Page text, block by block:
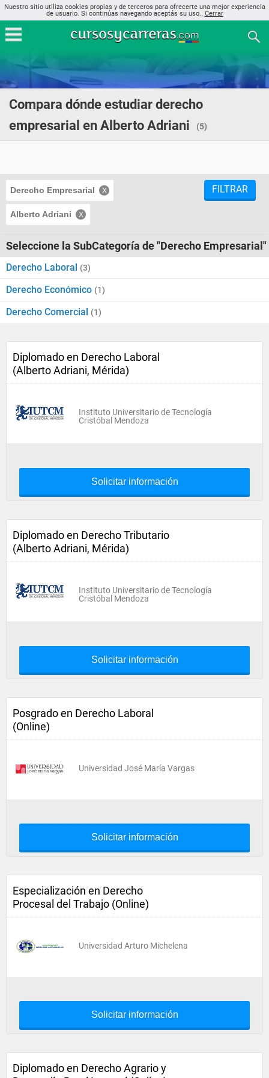
Nuestro sitio utiliza cookies propias y de terceros para ofrecerte una mejor experiencia
de usuario. Si continúas navegando aceptás su uso.. Cerrar
Compara dónde estudiar derecho
empresarial en Alberto Adriani
(5)
Derecho Empresarial
Alberto Adriani
FILTRAR
Seleccione la SubCategoría de "Derecho Empresarial"
Derecho Laboral (3)
Derecho Económico (1)
Derecho Comercial (1)
Diplomado en Derecho Laboral
(Alberto Adriani, Mérida)
Instituto Universitario de Tecnología
Cristóbal Mendoza
Solicitar información
Diplomado en Derecho Tributario
(Alberto Adriani, Mérida)
Instituto Universitario de Tecnología
Cristóbal Mendoza
Solicitar información
Posgrado en Derecho Laboral
(Online)
Universidad José María Vargas
Solicitar información
Especialización en Derecho
Procesal del Trabajo (Online)
Universidad Arturo Michelena
Solicitar información
Diplomado en Derecho Agrario y